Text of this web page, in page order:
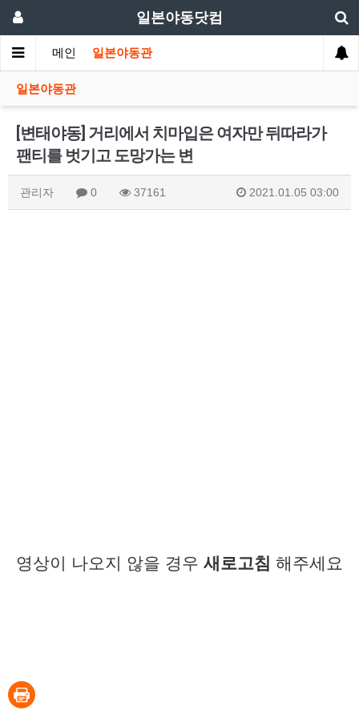
일본야동닷컴
메인 일본야동관
일본야동관
[변태야동] 거리에서 치마입은 여자만 뒤따라가
팬티를 벗기고 도망가는 변
관리자 0 37161 2021.01.05 03:00
영상이 나오지 않을 경우 새로고침 해주세요